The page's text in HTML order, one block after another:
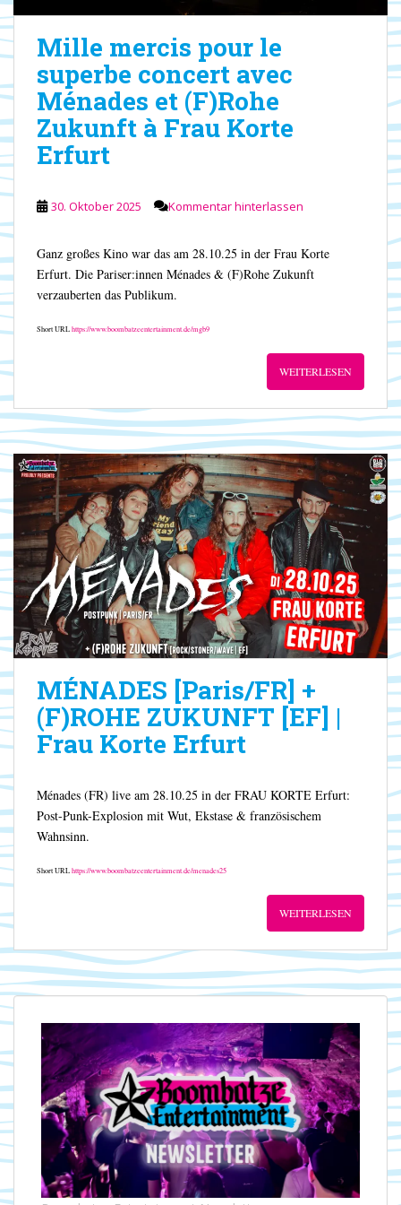
Mille mercis pour le
superbe concert avec
Ménades et (F)Rohe
Zukunft à Frau Korte
Erfurt
30. Oktober 2025 Kommentar hinterlassen
Ganz großes Kino war das am 28.10.25 in der Frau Korte
Erfurt. Die Pariser:innen Ménades & (F)Rohe Zukunft
verzauberten das Publikum.
Short URLhttps://www.boombatzeentertainment.de/mgb9
WEITERLESEN
MÉNADES [Paris/FR] +
(F)ROHE ZUKUNFT [EF] |
Frau Korte Erfurt
Ménades (FR) live am 28.10.25 in der FRAU KORTE Erfurt:
Post-Punk-Explosion mit Wut, Ekstase & französischem
Wahnsinn.
Short URLhttps://www.boombatzeentertainment.de/menades25
WEITERLESEN